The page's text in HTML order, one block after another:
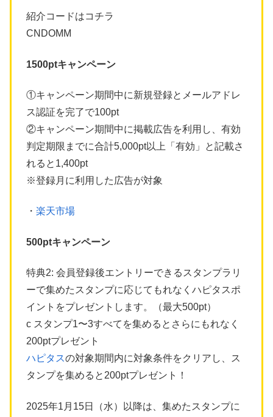
紹介コードはコチラ
CNDOMM
1500ptキャンペーン
①キャンペーン期間中に新規登録とメールアドレ
ス認証を完了で100pt
②キャンペーン期間中に掲載広告を利用し、有効
判定期限までに合計5,000pt以上「有効」と記載さ
れると1,400pt
※登録月に利用した広告が対象
・ 楽天市場
500ptキャンペーン
特典2: 会員登録後エントリーできるスタンプラリ
ーで集めたスタンプに応じてもれなくハピタスポ
イントをプレゼントします。（最大500pt）
c スタンプ1〜3すべてを集めるとさらにもれなく
200ptプレゼント
ハピタスの対象期間内に対象条件をクリアし、ス
タンプを集めると200ptプレゼント！
2025年1月15日（水）以降は、集めたスタンプに